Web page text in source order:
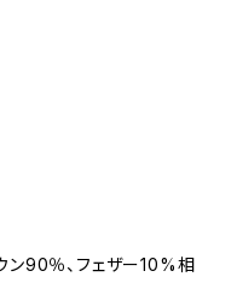
ン90％、フェザー10%相